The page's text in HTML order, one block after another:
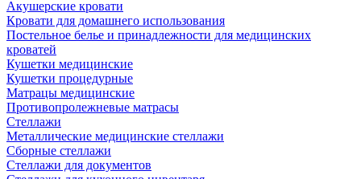
Акушерские кровати
Кровати для домашнего использования
Постельное белье и принадлежности для медицинских
кроватей
Кушетки медицинские
Кушетки процедурные
Матрацы медицинские
Противопролежневые матрасы
Стеллажи
Металлические медицинские стеллажи
Сборные стеллажи
Стеллажи для документов